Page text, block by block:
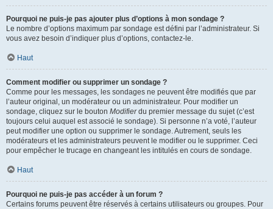
Pourquoi ne puis-je pas ajouter plus d’options à mon sondage ?
Le nombre d’options maximum par sondage est défini par l’administrateur. Si
vous avez besoin d’indiquer plus d’options, contactez-le.
Haut
Comment modifier ou supprimer un sondage ?
Comme pour les messages, les sondages ne peuvent être modifiés que par
l’auteur original, un modérateur ou un administrateur. Pour modifier un
sondage, cliquez sur le bouton Modifierdu premier message du sujet (c’est
toujours celui auquel est associé le sondage). Si personne n’a voté, l’auteur
peut modifier une option ou supprimer le sondage. Autrement, seuls les
modérateurs et les administrateurs peuvent le modifier ou le supprimer. Ceci
pour empêcher le trucage en changeant les intitulés en cours de sondage.
Haut
Pourquoi ne puis-je pas accéder à un forum ?
Certains forums peuvent être réservés à certains utilisateurs ou groupes. Pour